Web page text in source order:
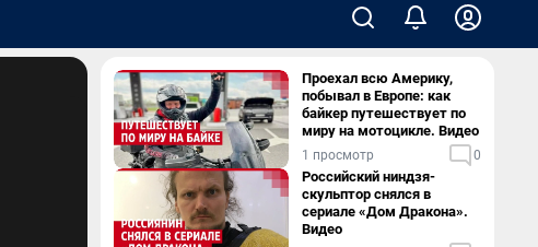
Проехал всю Америку,
побывал в Европе: как
байкер путешествует по
миру на мотоцикле. Видео
1 просмотр 0
Российский ниндзя-
скульптор снялся в
сериале «Дом Дракона».
Видео